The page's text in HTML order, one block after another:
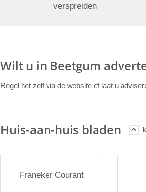
verspreiden
Wilt u in Beetgum
Regel het zelf via de website of laat u
Huis-aan-huis bladen
Franeker Courant